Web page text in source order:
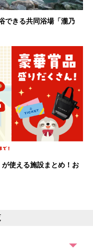
できる共同浴場「瀧乃
使える施設まとめ！お